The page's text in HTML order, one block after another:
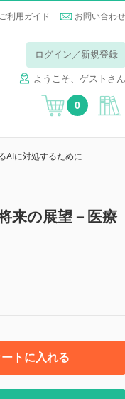
ご利用ガイド お問い合わせ
ログイン／新規登録
ようこそ、ゲストさん
0
AIに対処するために
来の展望－医療
ートに入れる